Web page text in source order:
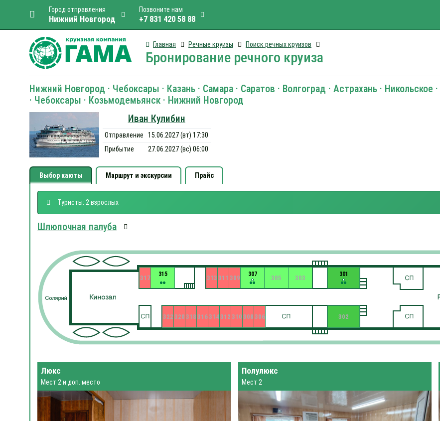
Город отправления
Нижний Новгород
Позвоните нам
+7 831 420 58 88
Главная Речные круизы Поиск речных круизов
Бронирование речного круиза
Нижний Новгород · Чебоксары · Казань · Самара · Саратов · Волгоград · Астрахань · Никольское
· Чебоксары · Козьмодемьянск · Нижний Новгород
Иван Кулибин
Отправление
15.06.2027 (вт) 17:30
Прибытие
27.06.2027 (вс) 06:00
Выбор каюты Маршрут и экскурсии Прайс
Туристы: 2 взрослых
Шлюпочная палуба
301
302
303
305
306
307
308
309
310
311
312
313
314
315
316
317
318
320
322
Люкс
Мест 2 и доп. место
Полулюкс
Мест 2